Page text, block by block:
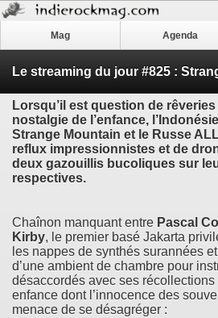
Mag Agenda
Lorsqu’il est question de
nostalgie de l’enfance,
Strange Mountain et le Russe
reflux impressionnistes et de
deux gazouillis bucoliques sur
respectives.
Chaînon manquant entre Pascal
Kirby, le premier basé Jakarta
les nappes de synthés surannées
d’une ambient de chambre pour
désaccordés avec ses récollections
enfance dont l’innocence des
menace de se désagréger :